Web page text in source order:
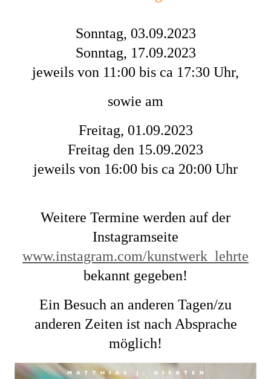
Sonntag, 03.09.2023
Sonntag, 17.09.2023
jeweils von 11:00 bis ca 17:30 Uhr,
sowie am
Freitag, 01.09.2023
Freitag den 15.09.2023
jeweils von 16:00 bis ca 20:00 Uhr
Weitere Termine werden auf der
Instagramseite
www.instagram.com/kunstwerk_lehrte
bekannt gegeben!
Ein Besuch an anderen Tagen/zu
anderen Zeiten ist nach Absprache
möglich!